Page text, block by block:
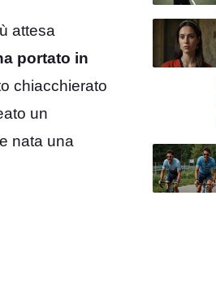
attesa
portato in
chiacchierato
un
nata una